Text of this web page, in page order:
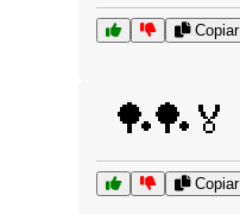
Copiar
🏓🏓🏅
Copiar